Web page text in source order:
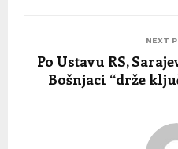
NEXT
Po Ustavu RS,
Bošnjaci “drže